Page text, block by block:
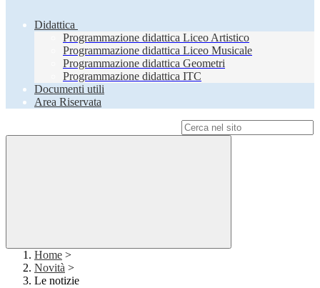
Didattica
Programmazione didattica Liceo Artistico
Programmazione didattica Liceo Musicale
Programmazione didattica Geometri
Programmazione didattica ITC
Documenti utili
Area Riservata
Home >
Novità >
Le notizie